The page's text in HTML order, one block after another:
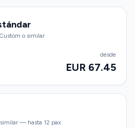
o similar
desde
EUR 67.45
— hasta 12 pax